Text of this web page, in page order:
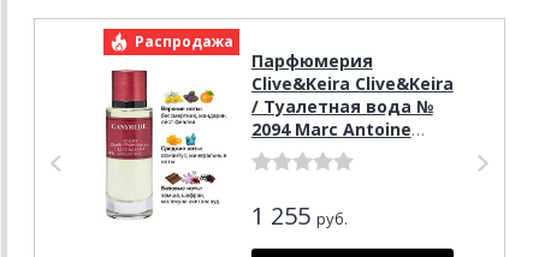
Распродажа
Парфюмерия
Clive&Keira Clive&Keira
/ Туалетная вода №
2094 Marc Antoine
Barrois Ganymede 30
ml
1 255 руб.